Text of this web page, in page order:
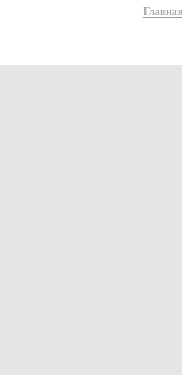
Главная